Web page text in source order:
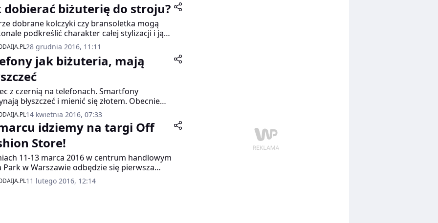
dobierać biżuterię do stroju?
dobrane kolczyki czy bransoletka mogą
podkreślić charakter całej stylizacji i ją
Wiele kobiet ma jednak problemy z
zestawianiem dodatków do garderoby
Jakie są więc najważniejsze zasady
biżuterii do stroju?
28 grudnia 2016, 11:11
jak biżuteria, mają
z czernią na telefonach. Smartfony
błyszczeć i mienić się złotem. Obecnie
złota jest jednym z najmodniejszych i
wybieranych kolorów zarówno wśród
jak i mężczyzn.
14 kwietnia 2016, 07:33
idziemy na targi Off
Store!
11-13 marca 2016 w centrum handlowym
Park w Warszawie odbędzie się pierwsza
targów niezależnej polskiej mody Off
Store.
11 lutego 2016, 12:14